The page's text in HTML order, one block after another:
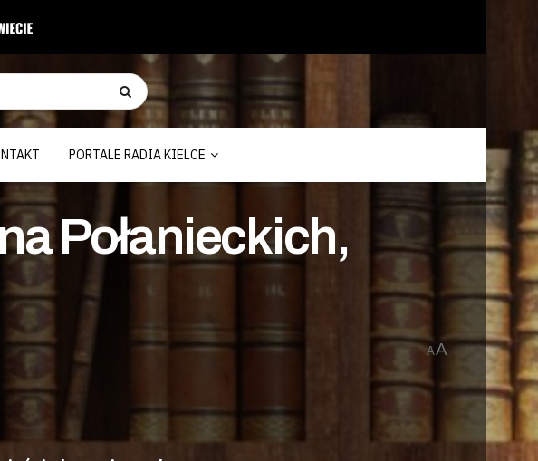
PORTALE RADIA KIELCE
Połanieckich,
AA